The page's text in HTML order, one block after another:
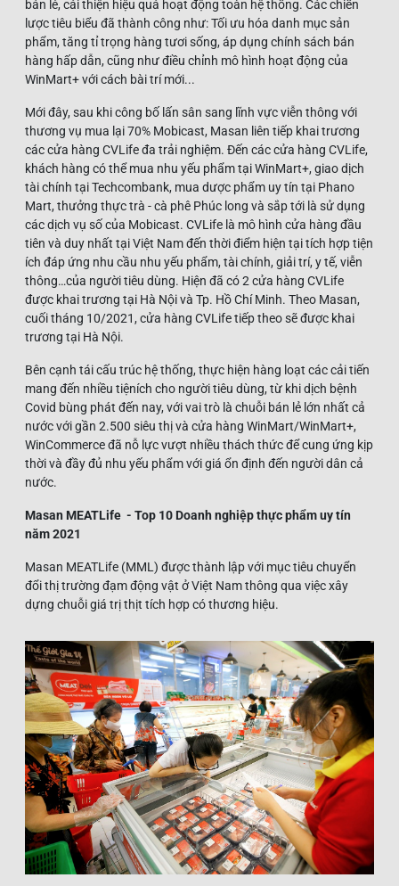
bán lẻ, cải thiện hiệu quả hoạt động toàn hệ thống. Các chiến
lược tiêu biểu đã thành công như: Tối ưu hóa danh mục sản
phẩm, tăng tỉ trọng hàng tươi sống, áp dụng chính sách bán
hàng hấp dẫn, cũng như điều chỉnh mô hình hoạt động của
WinMart+ với cách bài trí mới...
Mới đây, sau khi công bố lấn sân sang lĩnh vực viễn thông với
thương vụ mua lại 70% Mobicast, Masan liên tiếp khai trương
các cửa hàng CVLife đa trải nghiệm. Đến các cửa hàng CVLife,
khách hàng có thể mua nhu yếu phẩm tại WinMart+, giao dịch
tài chính tại Techcombank, mua dược phẩm uy tín tại Phano
Mart, thưởng thực trà - cà phê Phúc long và sắp tới là sử dụng
các dịch vụ số của Mobicast. CVLife là mô hình cửa hàng đầu
tiên và duy nhất tại Việt Nam đến thời điểm hiện tại tích hợp tiện
ích đáp ứng nhu cầu nhu yếu phẩm, tài chính, giải trí, y tế, viễn
thông…của người tiêu dùng. Hiện đã có 2 cửa hàng CVLife
được khai trương tại Hà Nội và Tp. Hồ Chí Minh. Theo Masan,
cuối tháng 10/2021, cửa hàng CVLife tiếp theo sẽ được khai
trương tại Hà Nội.
Bên cạnh tái cấu trúc hệ thống, thực hiện hàng loạt các cải tiến
mang đến nhiều tiệních cho người tiêu dùng, từ khi dịch bệnh
Covid bùng phát đến nay, với vai trò là chuỗi bán lẻ lớn nhất cả
nước với gần 2.500 siêu thị và cửa hàng WinMart/WinMart+,
WinCommerce đã nỗ lực vượt nhiều thách thức để cung ứng kịp
thời và đầy đủ nhu yếu phẩm với giá ổn định đến người dân cả
nước.
Masan MEATLife - Top 10 Doanh nghiệp thực phẩm uy tín
năm 2021
Masan MEATLife (MML) được thành lập với mục tiêu chuyển
đổi thị trường đạm động vật ở Việt Nam thông qua việc xây
dựng chuỗi giá trị thịt tích hợp có thương hiệu.